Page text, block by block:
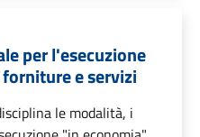
per l'esecuzione
e servizi
le modalità, i